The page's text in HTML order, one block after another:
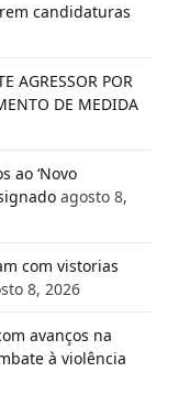
candidaturas
AGRESSOR POR
DE MEDIDA
ao ‘Novo
agosto 8,
com vistorias
8, 2026
avanços na
à violência